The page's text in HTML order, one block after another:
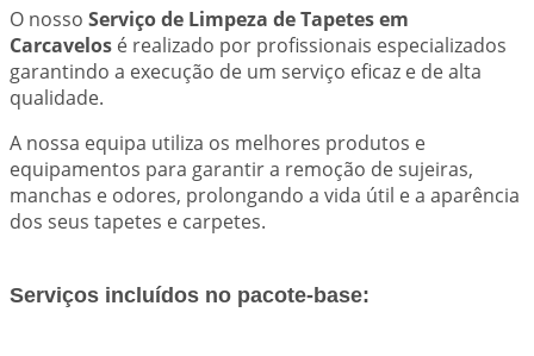
O nosso Serviço de Limpeza de Tapetes em
Carcavelos é realizado por profissionais especializados
garantindo a execução de um serviço eficaz e de alta
qualidade.
A nossa equipa utiliza os melhores produtos e
equipamentos para garantir a remoção de sujeiras,
manchas e odores, prolongando a vida útil e a aparência
dos seus tapetes e carpetes.
Serviços incluídos no pacote-base: